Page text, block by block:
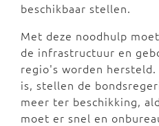
beschikbaar stellen.
Met deze noodhulp
de infrastructuur en
regio's worden
is, stellen de
meer ter beschikking,
moet er snel en